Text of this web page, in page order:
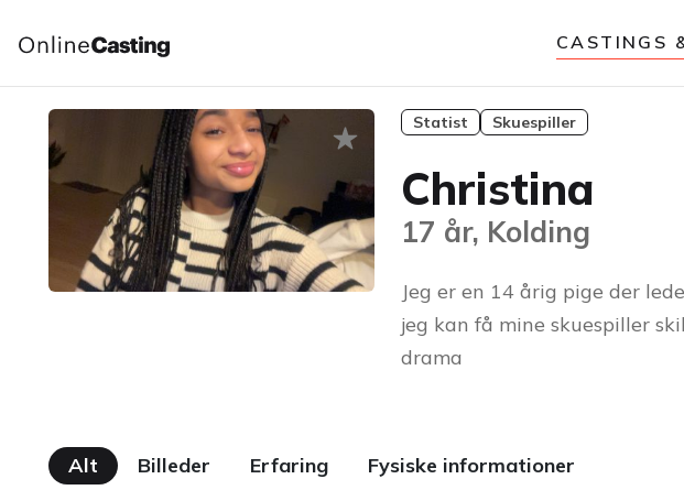
CASTINGS
Statist Skuespiller
Christina
17 år, Kolding
Jeg er en 14 årig pige der
jeg kan få mine skuespiller
drama
Alt Billeder Erfaring Fysiske informationer